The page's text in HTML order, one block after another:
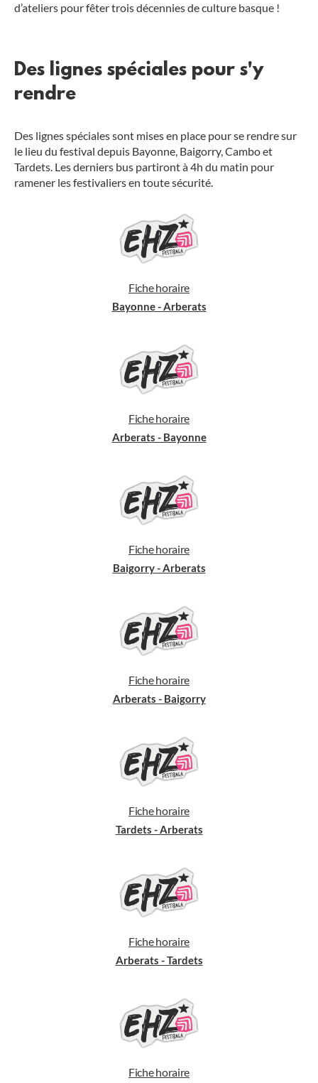
d’ateliers pour fêter trois décennies de culture basque !
Des lignes spéciales pour s'y
rendre
Des lignes spéciales sont mises en place pour se rendre sur
le lieu du festival depuis Bayonne, Baigorry, Cambo et
Tardets. Les derniers bus partiront à 4h du matin pour
ramener les festivaliers en toute sécurité.
Fiche horaire
Bayonne - Arberats
Fiche horaire
Arberats - Bayonne
Fiche horaire
Baigorry - Arberats
Fiche horaire
Arberats - Baigorry
Fiche horaire
Tardets - Arberats
Fiche horaire
Arberats - Tardets
Fiche horaire